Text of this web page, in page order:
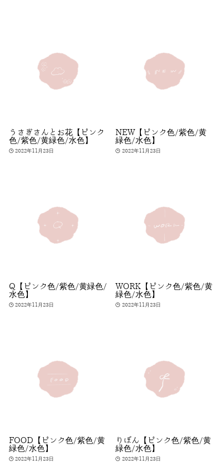
うさぎさんとお花【ピンク
色/紫色/黄緑色/水色】
2022年11月23日
NEW【ピンク色/紫色/黄
緑色/水色】
2022年11月23日
Q【ピンク色/紫色/黄緑色/
水色】
2022年11月23日
WORK【ピンク色/紫色/黄
緑色/水色】
2022年11月23日
FOOD【ピンク色/紫色/黄
緑色/水色】
2022年11月23日
りぼん【ピンク色/紫色/黄
緑色/水色】
2022年11月23日